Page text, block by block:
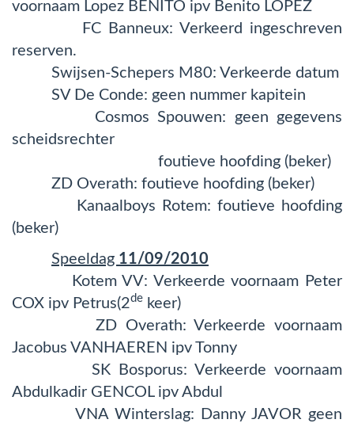
voornaam Lopez BENITO ipv Benito LOPEZ
FC Banneux: Verkeerd ingeschreven
reserven.
Swijsen-Schepers M80: Verkeerde datum
SV De Conde: geen nummer kapitein
Cosmos Spouwen: geen gegevens
scheidsrechter
foutieve hoofding (beker)
ZD Overath: foutieve hoofding (beker)
Kanaalboys Rotem: foutieve hoofding
(beker)
Speeldag 11/09/2010
Kotem VV: Verkeerde voornaam Peter
COX ipv Petrus(2de keer)
ZD Overath: Verkeerde voornaam
Jacobus VANHAEREN ipv Tonny
SK Bosporus: Verkeerde voornaam
Abdulkadir GENCOL ipv Abdul
VNA Winterslag: Danny JAVOR geen